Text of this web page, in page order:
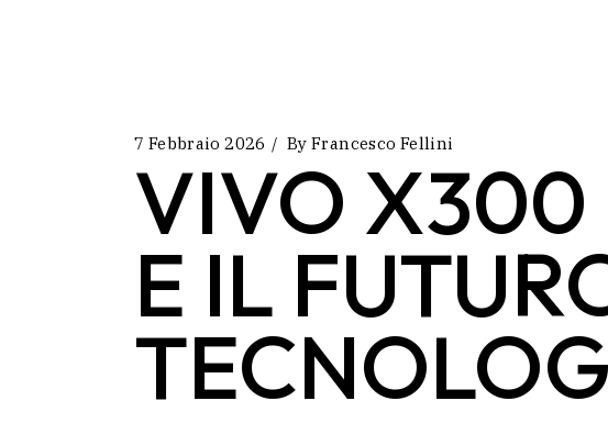
7 Febbraio 2026 By Francesco Fellini
VIVO X300
E IL